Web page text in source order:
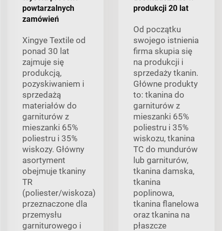
powtarzalnych
zamówień
Xingye Textile od
ponad 30 lat
zajmuje się
produkcją,
pozyskiwaniem i
sprzedażą
materiałów do
garniturów z
mieszanki 65%
poliestru i 35%
wiskozy. Główny
asortyment
obejmuje tkaniny
TR
(poliester/wiskoza)
przeznaczone dla
przemysłu
garniturowego i
produkcji 20 lat
Od początku
swojego istnienia
firma skupia się
na produkcji i
sprzedaży tkanin.
Główne produkty
to: tkanina do
garniturów z
mieszanki 65%
poliestru i 35%
wiskozu, tkanina
TC do mundurów
lub garniturów,
tkanina damska,
tkanina
poplinowa,
tkanina flanelowa
oraz tkanina na
płaszcze